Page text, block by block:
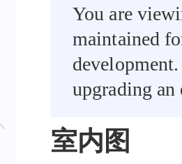
You are
maintained
upgrading
室内图